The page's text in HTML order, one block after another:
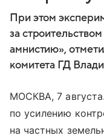
При этом
за
амнистию»,
комитета ГД
МОСКВА, 7
по усилению
на частных